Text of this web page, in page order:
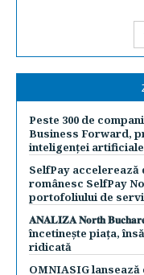
Peste 300 de
Business Forward,
inteligenței
SelfPay
românesc SelfPay
portofoliului de
𝐀𝐍𝐀𝐋𝐈𝐙𝐀 𝐍𝐨𝐫𝐭𝐡
încetinește piața,
ridicată
OMNIASIG